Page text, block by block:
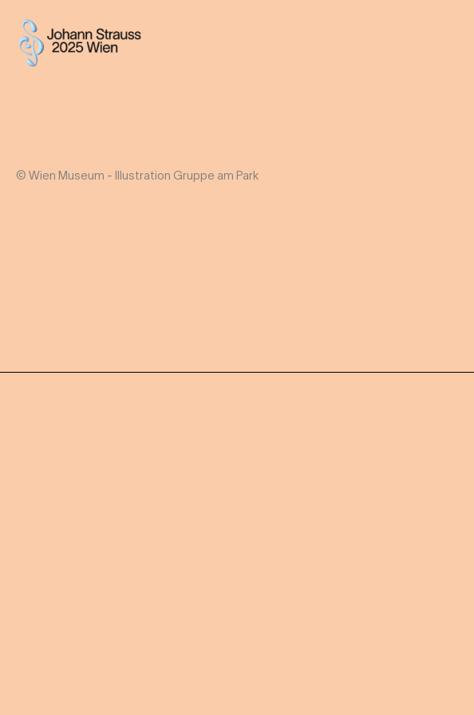
© Wien Museum - Illustration Gruppe am Park